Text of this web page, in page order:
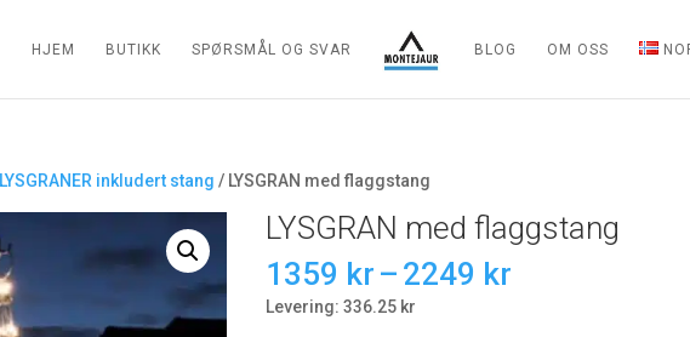
HJEM BUTIKK SPØRSMÅL OG SVAR BLOG OM OSS
LYSGRANER inkludert stang / LYSGRAN med flaggstang
LYSGRAN med flaggstang
1359 kr – 2249 kr
Levering: 336.25 kr